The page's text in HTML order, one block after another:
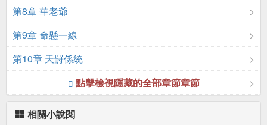
第8章 華老爺
第9章 命懸一線
第10章 天罸係統
點擊檢視隱藏的全部章節章節
相關小說閱